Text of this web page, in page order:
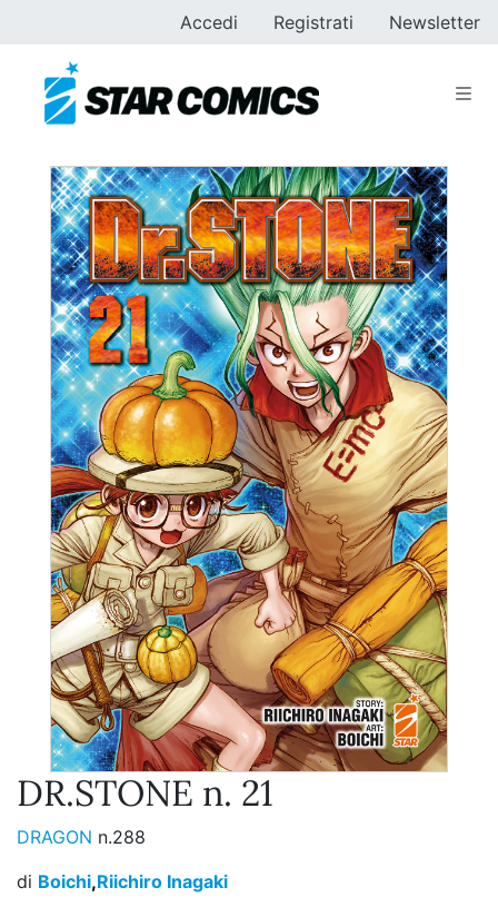
Accedi Registrati Newsletter
DR.STONE n. 21
DRAGON n.288
di Boichi,Riichiro Inagaki